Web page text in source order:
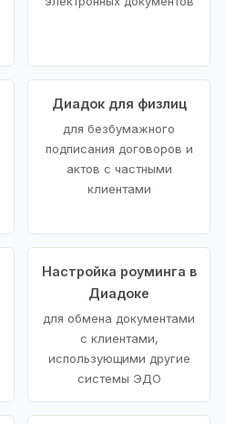
Диадок для физлиц
для безбумажного
подписания договоров и
актов с частными
клиентами
Настройка роуминга в
Диадоке
для обмена документами
с клиентами,
использующими другие
системы ЭДО